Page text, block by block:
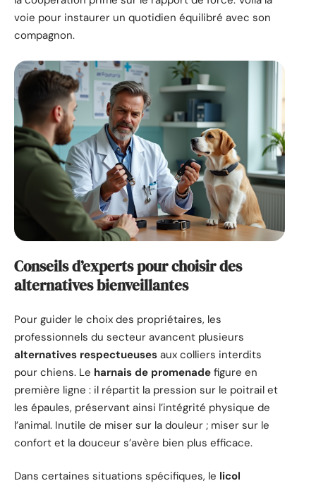
voie pour instaurer un quotidien équilibré avec son
compagnon.
Conseils d’experts pour choisir des
alternatives bienveillantes
Pour guider le choix des propriétaires, les
professionnels du secteur avancent plusieurs
alternatives respectueuses aux colliers interdits
pour chiens. Le harnais de promenade figure en
première ligne : il répartit la pression sur le poitrail et
les épaules, préservant ainsi l’intégrité physique de
l’animal. Inutile de miser sur la douleur ; miser sur le
confort et la douceur s’avère bien plus efficace.
Dans certaines situations spécifiques, le licol